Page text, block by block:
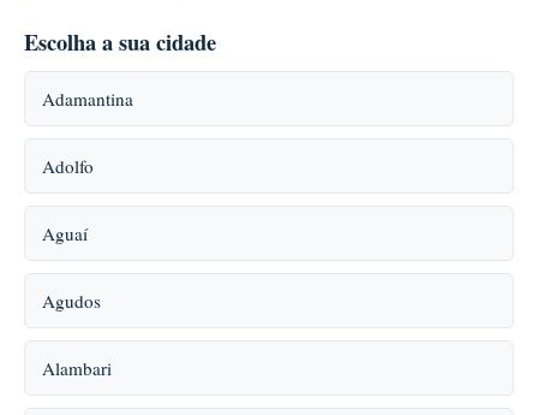
Escolha a sua cidade
Adamantina
Adolfo
Aguaí
Agudos
Alambari